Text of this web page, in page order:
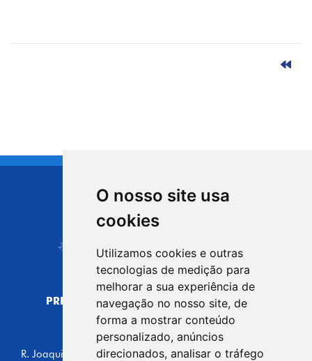
O nosso site usa
cookies
Utilizamos cookies e outras
tecnologias de medição para
melhorar a sua experiência de
navegação no nosso site, de
forma a mostrar conteúdo
personalizado, anúncios
direcionados, analisar o tráfego
CIDADE DE
Carapicuíba
PREFEITURA MUNICIPAL DE CARAPICUÍBA
CNPJ: 44.892.693/0001-40
CENTRO ADMINISTRATIVO
R. Joaquim das Neves, 211 - Vila Caldas, Carapicuíba/SP